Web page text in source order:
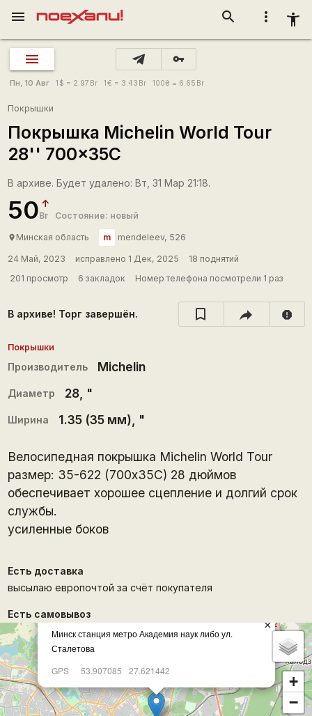
more_vert accessibility_new
search
menu
vpn_key
Пн, 10 Авг 1 $ = 2.97 Br 1€ = 3.43 Br 100₴ = 6.65 Br
Покрышки
Покрышка Michelin World Tour
28'' 700x35C
В архиве. Будет удалено: Вт, 31 Мар 21:18.
50Br Состояние: новый
place Минская область m mendeleev, 526
24 Май, 2023 исправлено 1 Дек, 2025
18 поднятий
201 просмотр
6 закладок Номер телефона посмотрели 1 раз
В архиве! Торг завершён. report
Покрышки
Производитель Michelin
Диаметр 28, "
Ширина 1.35 (35 мм) , "
Велосипедная покрышка Michelin World Tour
размер: 35-622 (700x35C) 28 дюймов
обеспечивает хорошее сцепление и долгий срок
службы.
усиленные боков
Есть доставка
высылаю европочтой за счёт покупателя
Есть самовывоз
Минск станция метро Академия наук либо ул.
Сталетова
GPS
53.907085 27.621442
×
+
−